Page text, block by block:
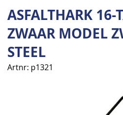
ASFALTHARK 16-
ZWAAR MODEL
STEEL
Artnr p1321